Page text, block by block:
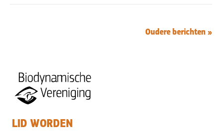
Oudere berichten »
LID WORDEN